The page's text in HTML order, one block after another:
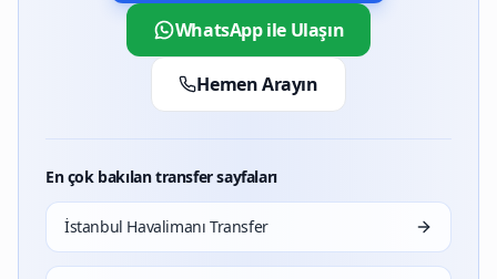
WhatsApp ile Ulaşın
Hemen Arayın
En çok bakılan transfer sayfaları
İstanbul Havalimanı Transfer